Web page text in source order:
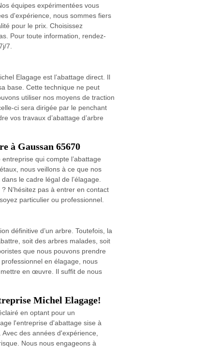
équipes expérimentées vous
d'expérience, nous sommes fiers
pour le prix. Choisissez
Pour toute information, rendez-
7.
Elagage est l’abattage direct. Il
base. Cette technique ne peut
utiliser nos moyens de traction
ci sera dirigée par le penchant
vos travaux d’abattage d’arbre
à Gaussan 65670
qui compte l’abattage
nous veillons à ce que nos
le cadre légal de l’élagage.
N’hésitez pas à entrer en contact
particulier ou professionnel.
définitive d’un arbre. Toutefois, la
soit des arbres malades, soit
que nous pouvons prendre
en élagage, nous
en œuvre. Il suffit de nous
Michel Elagage!
en optant pour un
l'entreprise d'abattage sise à
des années d'expérience,
Nous nous engageons à